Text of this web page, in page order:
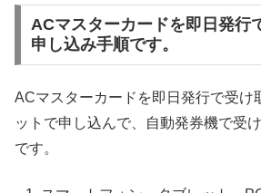
ACマスターカードを即日発行
申し込み手順です。
ACマスターカードを即日発行で受け
ットで申し込んで、自動発券機で受
です。